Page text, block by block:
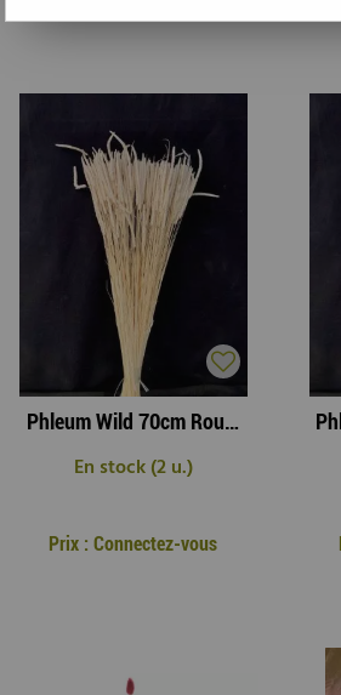
Phleum Wild 70cm Rouge ( x 150g )
En stock (2 u.)
Prix : Connectez-vous